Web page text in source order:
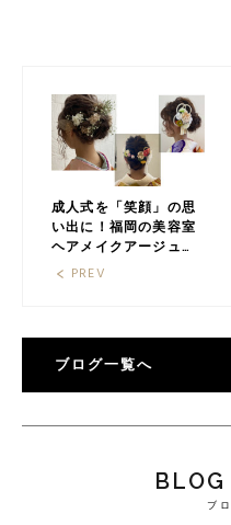
成人式を「笑顔」の思
い出に！福岡の美容室
ヘアメイクアージュ
2022年度予約も受付中
PREV
ブログ一覧へ
BLOG
ブ